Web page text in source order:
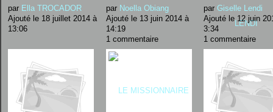
par Ella TROCADOR
Ajouté le 18 juillet 2014 à
13:06
par Noella Obiang
Ajouté le 13 juin 2014 à
14:19
1 commentaire
par Giselle Lendi
Ajouté le 12 juin
3:34
1 commentaire